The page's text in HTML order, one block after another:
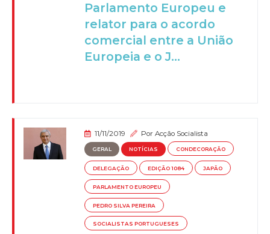
Parlamento Europeu e
relator para o acordo
comercial entre a União
Europeia e o J...
11/11/2019 PorAcção Socialista
GERAL NOTÍCIAS CONDECORAÇÃO
DELEGAÇÃO EDIÇÃO 1084 JAPÃO
PARLAMENTO EUROPEU
PEDRO SILVA PEREIRA
SOCIALISTAS PORTUGUESES